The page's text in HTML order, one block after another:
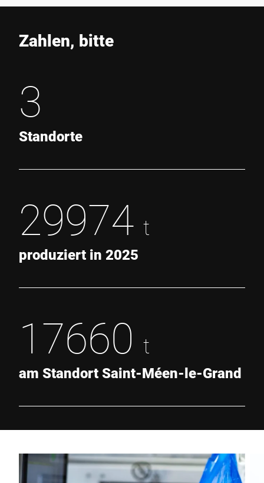
Zahlen, bitte
3
Standorte
29974 t
produziert in 2025
17660 t
am Standort Saint-Méen-le-Grand